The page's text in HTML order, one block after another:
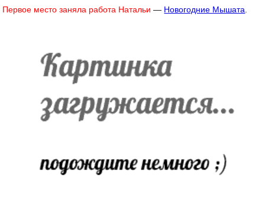
Первое место заняла работа Натальи — Новогодние Мышата